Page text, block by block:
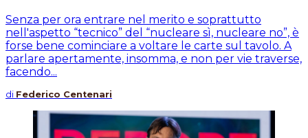
Senza per ora entrare nel merito e soprattutto
nell'aspetto “tecnico” del “nucleare sì, nucleare no”, è
forse bene cominciare a voltare le carte sul tavolo. A
parlare apertamente, insomma, e non per vie traverse,
facendo...
di Federico Centenari